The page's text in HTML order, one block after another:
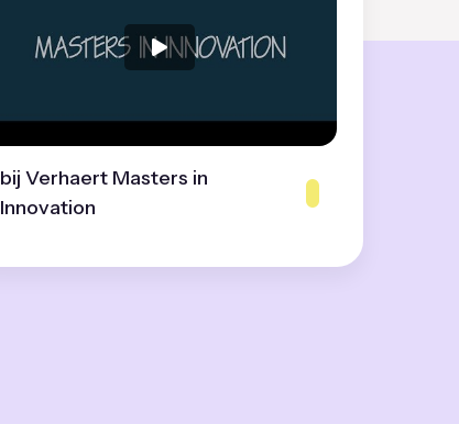
bij Verhaert Masters in
Innovation